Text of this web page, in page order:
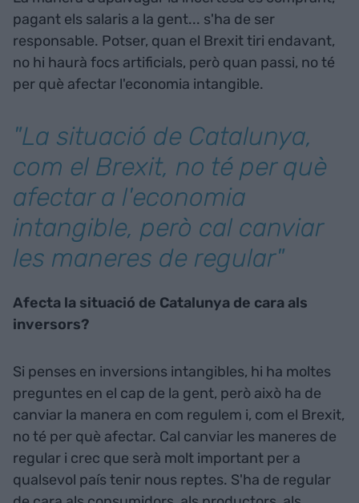
pagant els salaris a la gent... s'ha de ser
responsable. Potser, quan el Brexittiri endavant,
no hi haurà focs artificials, però quan passi, no té
per què afectar l'economia intangible.
"La situació de Catalunya,
com el Brexit, no té per què
afectar a l'economia
intangible, però cal canviar
les maneres de regular"
Afecta la situació de Catalunya de cara als
inversors?
Si penses en inversions intangibles, hi ha moltes
preguntes en el cap de la gent, però això ha de
canviar la manera en com regulem i, com el Brexit,
no té per què afectar. Cal canviar les maneres de
regular i crec que serà molt important per a
qualsevol país tenir nous reptes. S'ha de regular